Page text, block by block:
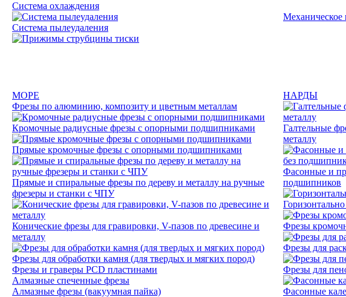
Система охлаждения
Система пылеудаления
Механическое
МОРЕ НАРДЫ
Фрезы по алюминию, композиту и цветным металлам
Кромочные радиусные фрезы с опорными подшипниками
Прямые кромочные фрезы с опорными подшипниками
Прямые и спиральные фрезы по дереву и металлу на ручные
фрезеры и станки с ЧПУ
Конические фрезы для гравировки, V-пазов по древесине и
металлу
Фрезы для обработки камня (для твердых и мягких пород)
Фрезы и граверы PCD пластинами
Алмазные спеченные фрезы
Алмазные фрезы (вакуумная пайка)
Галтельные
металлу
Фасонные и
подшипников
Фрезы
Фрезы для
Фрезы для
Фасонные